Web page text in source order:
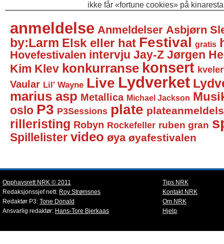
ikke får «fortune cookies» på
anmeldelse Anmeldelser Asbjørn
by:Larm Elsk eller hat Festival gratis
Hovefestivalen intervju Jay-Z Jørgen
Kim Klev konkurranse konsert
Vaular Lil' Wayne Live Lydverket
marius asp Metallica Michael Jackson
oslo P3 P3Sessions plate
rilleristing Robyn Rockefeller ruben gran
Spillelister video øya øyafestivalen
Opphavsrett NRK © 2011
Redaksjonssjef nett: Roy Strømsnes
Redaktør P3: Tone Donald
Ansvarlig redaktør: Hans-Tore Bjerkaas
Tips NRK
Kontakt NRK
Om NRK
Hjelp